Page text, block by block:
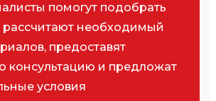
помогут подобрать
необходимый
предоставят
консультацию и предложат
условия